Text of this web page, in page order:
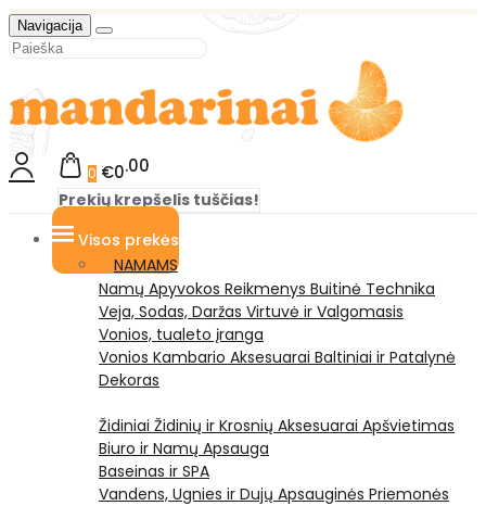
Navigacija
0 €0 00
Prekių krepšelis tuščias!
Visos prekės
NAMAMS
Namų Apyvokos Reikmenys Buitinė Technika
Veja, Sodas, Daržas Virtuvė ir Valgomasis
Vonios, tualeto įranga
Vonios Kambario Aksesuarai Baltiniai ir Patalynė
Dekoras
Židiniai Židinių ir Krosnių Aksesuarai Apšvietimas
Biuro ir Namų Apsauga
Baseinas ir SPA
Vandens, Ugnies ir Dujų Apsauginės Priemonės